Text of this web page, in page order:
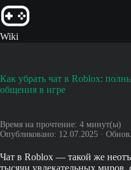
Перейти
к
сути
Wiki
Как убрать чат в Roblox:
общения в игре
Время на прочтение: 4 минут(ы)
Опубликовано: 12.07.2025 ·
Чат в Roblox — такой же
тысячи увлекательных миров,